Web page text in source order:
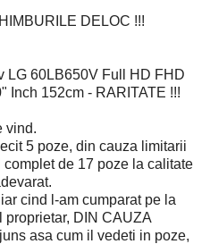
DELOC !!!
LG 60LB650V Full HD FHD
Inch 152cm - RARITATE !!!
vind.
5 poze, din cauza limitarii
de 17 poze la calitate
cind l-am cumparat pe la
DIN CAUZA
asa cum il vedeti in poze,